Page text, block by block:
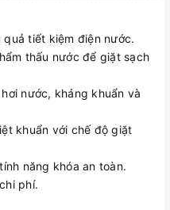
tiết kiệm điện nước.
thấu nước để giặt sạch
nước, kháng khuẩn và
khuẩn với chế độ giặt
năng khóa an toàn.
phí.